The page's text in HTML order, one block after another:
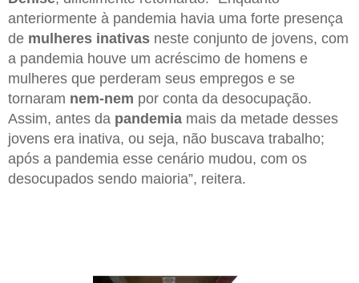
anteriormente à pandemia havia uma forte presença
de mulheres inativas neste conjunto de jovens, com
a pandemia houve um acréscimo de homens e
mulheres que perderam seus empregos e se
tornaram nem-nem por conta da desocupação.
Assim, antes da pandemia mais da metade desses
jovens era inativa, ou seja, não buscava trabalho;
após a pandemia esse cenário mudou, com os
desocupados sendo maioria”, reitera.